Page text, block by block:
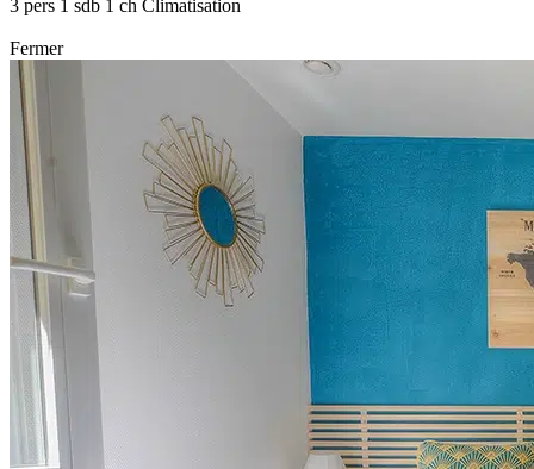
3 pers 1 sdb 1 ch Climatisation
Fermer